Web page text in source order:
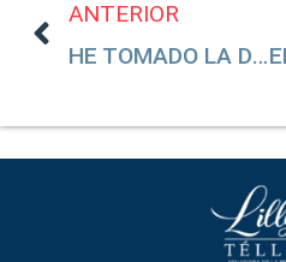
ANTERIOR
HE TOMADO LA DECISIÓN